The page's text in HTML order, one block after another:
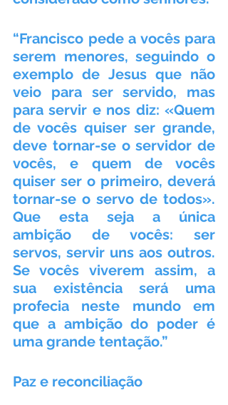
“Francisco pede a vocês para
serem menores, seguindo o
exemplo de Jesus que não
veio para ser servido, mas
para servir e nos diz: «Quem
de vocês quiser ser grande,
deve tornar-se o servidor de
vocês, e quem de vocês
quiser ser o primeiro, deverá
tornar-se o servo de todos».
Que esta seja a única
ambição de vocês: ser
servos, servir uns aos outros.
Se vocês viverem assim, a
sua existência será uma
profecia neste mundo em
que a ambição do poder é
uma grande tentação.”
Paz e reconciliação